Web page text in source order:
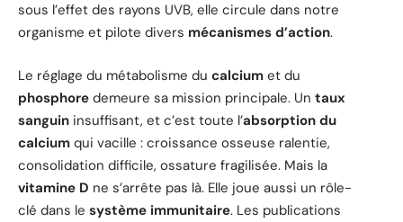
sous l’effet des rayons UVB, elle circule dans notre
organisme et pilote divers mécanismes d’action.
Le réglage du métabolisme du calcium et du
phosphore demeure sa mission principale. Un taux
sanguin insuffisant, et c’est toute l’absorption du
calcium qui vacille : croissance osseuse ralentie,
consolidation difficile, ossature fragilisée. Mais la
vitamine D ne s’arrête pas là. Elle joue aussi un rôle-
clé dans le système immunitaire. Les publications